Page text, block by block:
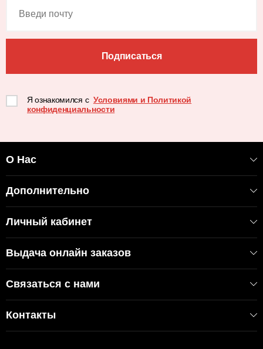
Подписаться
Я ознакомился с Условиями и Политикой
конфиденциальности
О Нас
Дополнительно
Личный кабинет
Выдача онлайн заказов
Связаться с нами
Контакты